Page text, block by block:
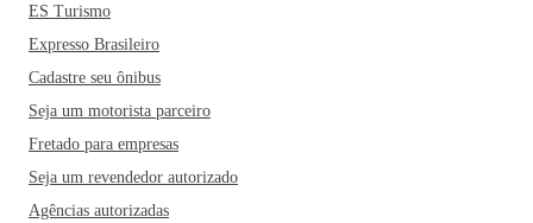
ES Turismo
Expresso Brasileiro
Cadastre seu ônibus
Seja um motorista parceiro
Fretado para empresas
Seja um revendedor autorizado
Agências autorizadas